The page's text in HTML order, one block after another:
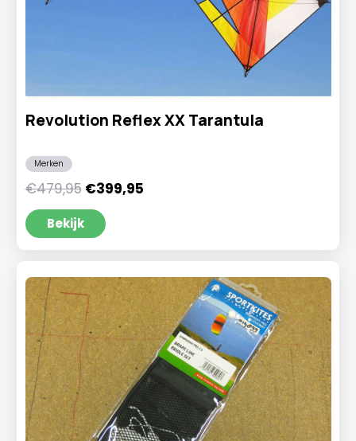
Revolution Reflex XX Tarantula
Merken
€479,95 Oorspronkelijke
prijs
was:
€479,95.
€399,95Huidige
Bekijk